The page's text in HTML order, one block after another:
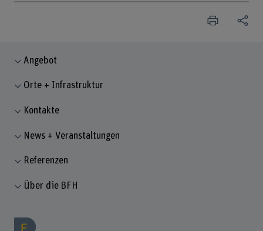
Angebot
Orte + Infrastruktur
Kontakte
News + Veranstaltungen
Referenzen
Über die BFH